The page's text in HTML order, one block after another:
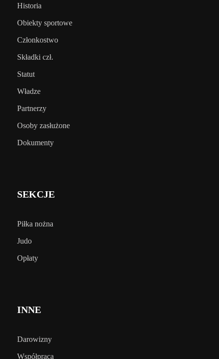
Historia
Obiekty sportowe
Członkostwo
Składki czł.
Statut
Władze
Partnerzy
Osoby zasłużone
Dokumenty
SEKCJE
Piłka nożna
Judo
Opłaty
INNE
Darowizny
Współpraca